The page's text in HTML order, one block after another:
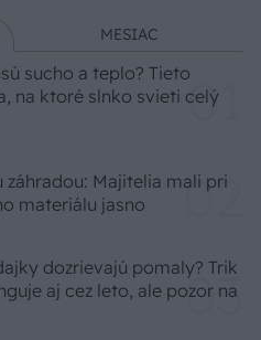
MESIAC
sucho a teplo? Tieto
na ktoré slnko svieti celý
záhradou: Majitelia mali pri
materiálu jasno
dozrievajú pomaly? Trik
aj cez leto, ale pozor na